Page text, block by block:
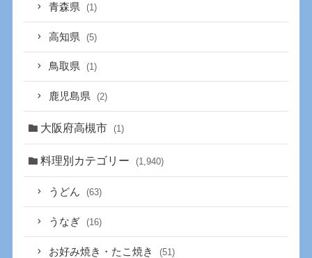
青森県 (1)
高知県 (5)
鳥取県 (1)
鹿児島県 (2)
大阪府高槻市 (1)
料理別カテゴリー (1,940)
うどん (63)
うなぎ (16)
お好み焼き・たこ焼き (51)